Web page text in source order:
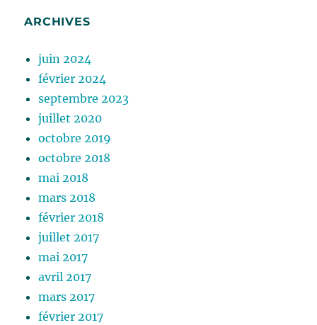
ARCHIVES
juin 2024
février 2024
septembre 2023
juillet 2020
octobre 2019
octobre 2018
mai 2018
mars 2018
février 2018
juillet 2017
mai 2017
avril 2017
mars 2017
février 2017